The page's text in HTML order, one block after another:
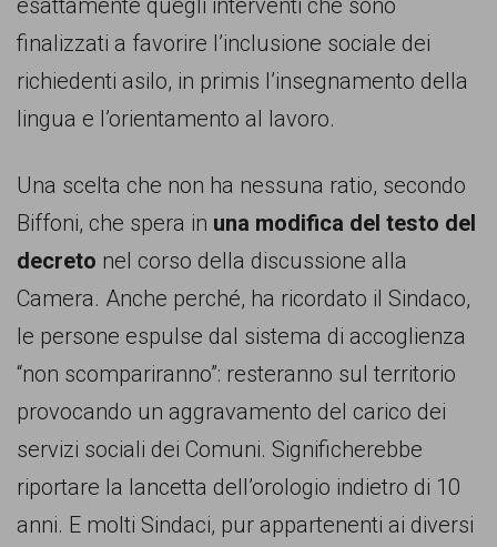
esattamente quegli interventi che sono
finalizzati a favorire l’inclusione sociale dei
richiedenti asilo, in primis l’insegnamento della
lingua e l’orientamento al lavoro.
Una scelta che non ha nessuna ratio, secondo
Biffoni, che spera in una modifica del testo del
decreto nel corso della discussione alla
Camera. Anche perché, ha ricordato il Sindaco,
le persone espulse dal sistema di accoglienza
“non scompariranno”: resteranno sul territorio
provocando un aggravamento del carico dei
servizi sociali dei Comuni. Significherebbe
riportare la lancetta dell’orologio indietro di 10
anni. E molti Sindaci, pur appartenenti ai diversi